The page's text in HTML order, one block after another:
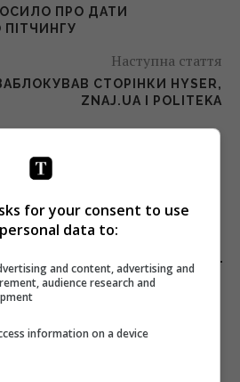
ПРО ДАТИ
Наступна стаття
ЗАБЛОКУВАВ СТОРІНКИ HYSER,
ZNAJ.UA І POLITEKA
наймасштабніший
війни, –
for your consent to use
data to:
and content, advertising and
audience research and
information on a device